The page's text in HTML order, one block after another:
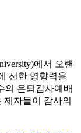
에서 오랜
선한 영향력을
의 은퇴감사예배
자들이 감사의